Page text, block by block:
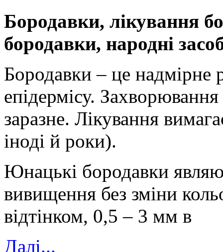
Бородавки, лікування
бородавки, народні
Бородавки – це надмірне
епідермісу.
заразне. Лікування
іноді й роки).
Юнацькі бородавки
вивищення без зміни
відтінком, 0,5 – 3 мм в
Далi...